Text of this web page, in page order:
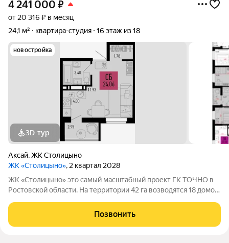
4 241 000 ₽
от 20 316 ₽ в месяц
24,1 м²
квартира-студия 16 этаж из 18
новостройка
3D-тур
Аксай,ЖК Столицыно
ЖК «Столицыно», 2 квартал 2028
ЖК «Столицыно» это самый масштабный проект ГК ТОЧНО в
Ростовской области. На территории 42 га возводятся 18 домов
на 600 мест, медицинский центр, парк 8,4 га и фитнес-центр с
бассейном.
Позвонить